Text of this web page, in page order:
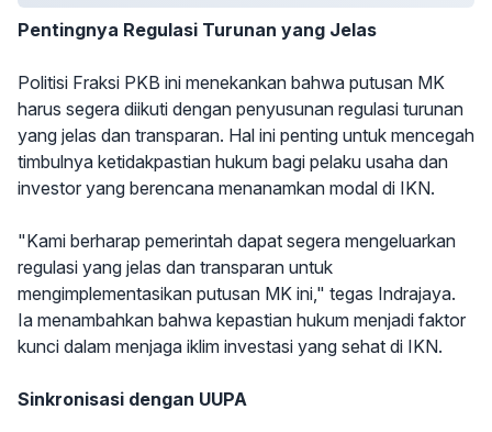
Pentingnya Regulasi Turunan yang Jelas
Politisi Fraksi PKB ini menekankan bahwa putusan MK
harus segera diikuti dengan penyusunan regulasi turunan
yang jelas dan transparan. Hal ini penting untuk mencegah
timbulnya ketidakpastian hukum bagi pelaku usaha dan
investor yang berencana menanamkan modal di IKN.
"Kami berharap pemerintah dapat segera mengeluarkan
regulasi yang jelas dan transparan untuk
mengimplementasikan putusan MK ini," tegas Indrajaya.
Ia menambahkan bahwa kepastian hukum menjadi faktor
kunci dalam menjaga iklim investasi yang sehat di IKN.
Sinkronisasi dengan UUPA